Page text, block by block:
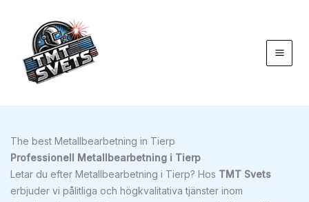
innehåll
The best Metallbearbetning in Tierp
Professionell Metallbearbetning i Tierp
Letar du efter Metallbearbetning i Tierp? Hos TMT Svets
erbjuder vi pålitliga och högkvalitativa tjänster inom